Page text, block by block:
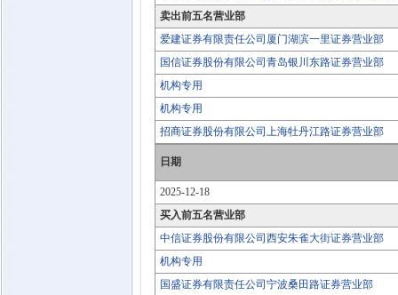
卖出前五名营业部
爱建证券有限责任公司厦门湖滨一里证券营业部
国信证券股份有限公司青岛银川东路证券营业部
机构专用
机构专用
招商证券股份有限公司上海牡丹江路证券营业部
日期
2025-12-18
买入前五名营业部
中信证券股份有限公司西安朱雀大街证券营业部
机构专用
国盛证券有限责任公司宁波桑田路证券营业部